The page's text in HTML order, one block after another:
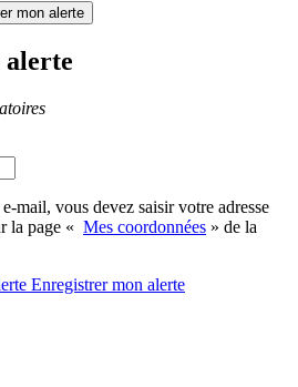
mon alerte
mail, vous devez saisir votre adresse
la page « Mes coordonnées » de la
Enregistrermon alerte